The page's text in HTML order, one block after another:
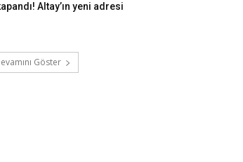
Altay’ın yeni adresi
Göster